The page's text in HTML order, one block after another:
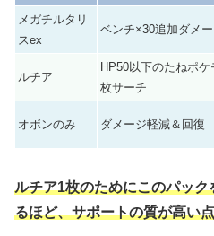
メガチルタリ
スex
ベンチ×30追加ダメ
ルチア
HP50以下のたねポケ
枚サーチ
オボンのみ ダメージ軽減＆回復
ルチア1枚のためにこのパッ
るほど、サポートの質が高い